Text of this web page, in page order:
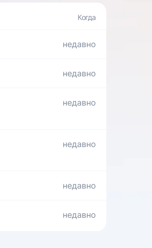
недавно
недавно
недавно
недавно
недавно
недавно